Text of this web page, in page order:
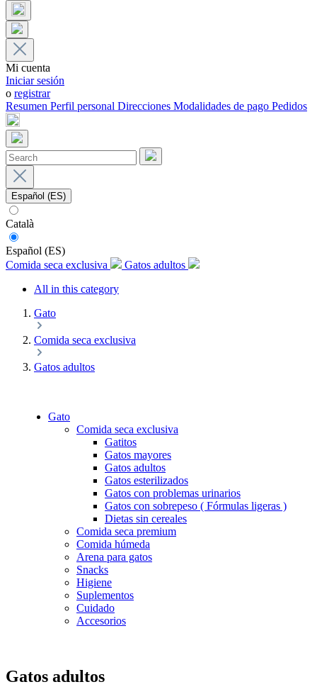
Mi cuenta
Iniciar sesión
o registrar
Resumen Perfil personal Direcciones Modalidades de pago Pedidos
Español (ES)
Català
Español (ES)
Comida seca exclusiva
Gatos adultos
All in this category
Gato
Comida seca exclusiva
Gatos adultos
Gato
Comida seca exclusiva
Gatitos
Gatos mayores
Gatos adultos
Gatos esterilizados
Gatos con problemas urinarios
Gatos con sobrepeso ( Fórmulas ligeras )
Dietas sin cereales
Comida seca premium
Comida húmeda
Arena para gatos
Snacks
Higiene
Suplementos
Cuidado
Accesorios
Gatos adultos